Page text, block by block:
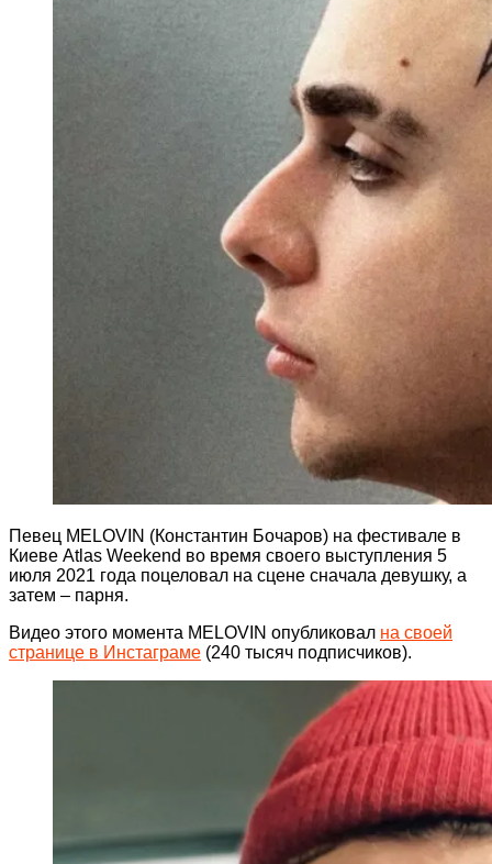
Певец MELOVIN (Константин Бочаров) на фестивале в
Киеве Atlas Weekend во время своего выступления 5
июля 2021 года поцеловал на сцене сначала девушку, а
затем – парня.
Видео этого момента MELOVIN опубликовал на своей
странице в Инстаграме (240 тысяч подписчиков).